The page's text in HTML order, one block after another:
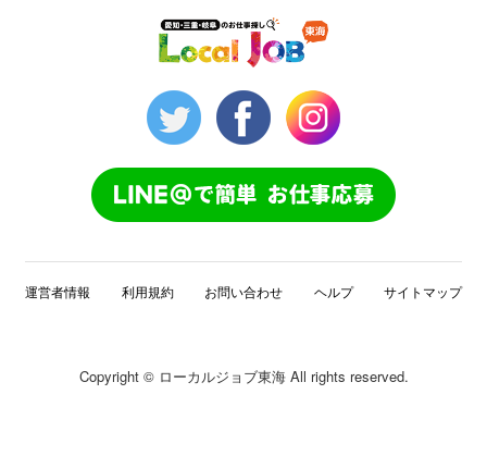
運営者情報 利用規約 お問い合わせ ヘルプ サイトマップ
Copyright © ローカルジョブ東海 All rights reserved.